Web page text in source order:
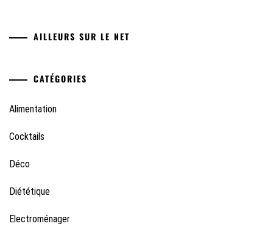
AILLEURS SUR LE NET
CATÉGORIES
Alimentation
Cocktails
Déco
Diététique
Electroménager